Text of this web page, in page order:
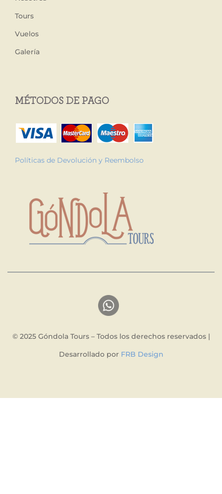
Tours
Vuelos
Galería
MÉTODOS DE PAGO
Políticas de Devolución y Reembolso
© 2025 Góndola Tours – Todos los derechos reservados |
Desarrollado por FRB Design